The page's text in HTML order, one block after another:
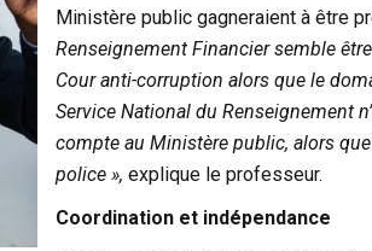
Ministère public gagneraient à être
Renseignement Financier semble
Cour anti-corruption alors que le
Service National du Renseignement
compte au Ministère public, alors
police », explique le professeur.
Coordination et indépendance